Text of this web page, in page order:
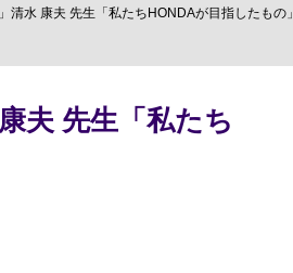
清水 康夫 先生「私たちHONDAが目指したもの」
夫 先生「私たち